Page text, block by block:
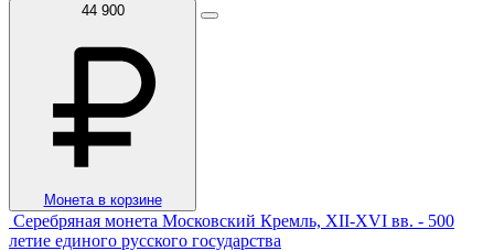
44 900
Монета в корзине
Серебряная монета Московский Кремль, XII-XVI вв. - 500
летие единого русского государства